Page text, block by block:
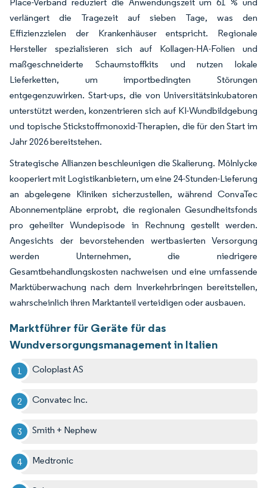
verlängert die Tragezeit auf sieben Tage, was den
Effizienzzielen der Krankenhäuser entspricht. Regionale
Hersteller spezialisieren sich auf Kollagen-HA-Folien und
maßgeschneiderte Schaumstoffkits und nutzen lokale
Lieferketten, um importbedingten Störungen
entgegenzuwirken. Start-ups, die von Universitätsinkubatoren
unterstützt werden, konzentrieren sich auf KI-Wundbildgebung
und topische Stickstoffmonoxid-Therapien, die für den Start im
Jahr 2026 bereitstehen.
Strategische Allianzen beschleunigen die Skalierung. Mölnlycke
kooperiert mit Logistikanbietern, um eine 24-Stunden-Lieferung
an abgelegene Kliniken sicherzustellen, während ConvaTec
Abonnementpläne erprobt, die regionalen Gesundheitsfonds
pro geheilter Wundepisode in Rechnung gestellt werden.
Angesichts der bevorstehenden wertbasierten Versorgung
werden Unternehmen, die niedrigere
Gesamtbehandlungskosten nachweisen und eine umfassende
Marktüberwachung nach dem Inverkehrbringen bereitstellen,
wahrscheinlich ihren Marktanteil verteidigen oder ausbauen.
Marktführer für Geräte für das
Wundversorgungsmanagement in Italien
Coloplast AS
Convatec Inc.
Smith + Nephew
Medtronic